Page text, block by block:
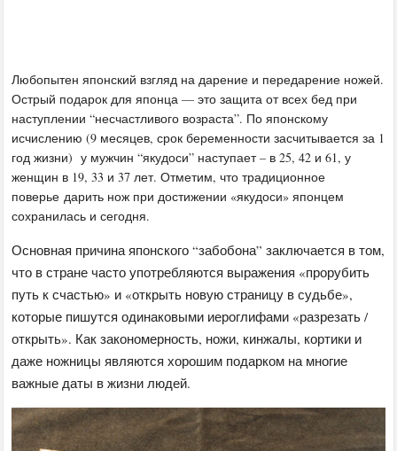
Любопытен японский взгляд на дарение и передарение ножей.
Острый подарок для японца — это защита от всех бед при
наступлении “несчастливого возраста”. По японскому
исчислению (9 месяцев, срок беременности засчитывается за 1
год жизни) у мужчин “якудоси” наступает – в 25, 42 и 61, у
женщин в 19, 33 и 37 лет. Отметим, что традиционное
поверье дарить нож при достижении «якудоси» японцем
сохранилась и сегодня.
Основная причина японского “забобона” заключается в том,
что в стране часто употребляются выражения «прорубить
путь к счастью» и «открыть новую страницу в судьбе»,
которые пишутся одинаковыми иероглифами «разрезать /
открыть». Как закономерность, ножи, кинжалы, кортики и
даже ножницы являются хорошим подарком на многие
важные даты в жизни людей.